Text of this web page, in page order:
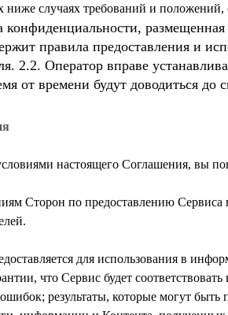
конфиденциальности,
правила предоставления и
2.2. Оператор вправе
от времени будут доводиться
Сторон по предоставлению Сервиса
для использования в
что Сервис будет
результаты, которые могут